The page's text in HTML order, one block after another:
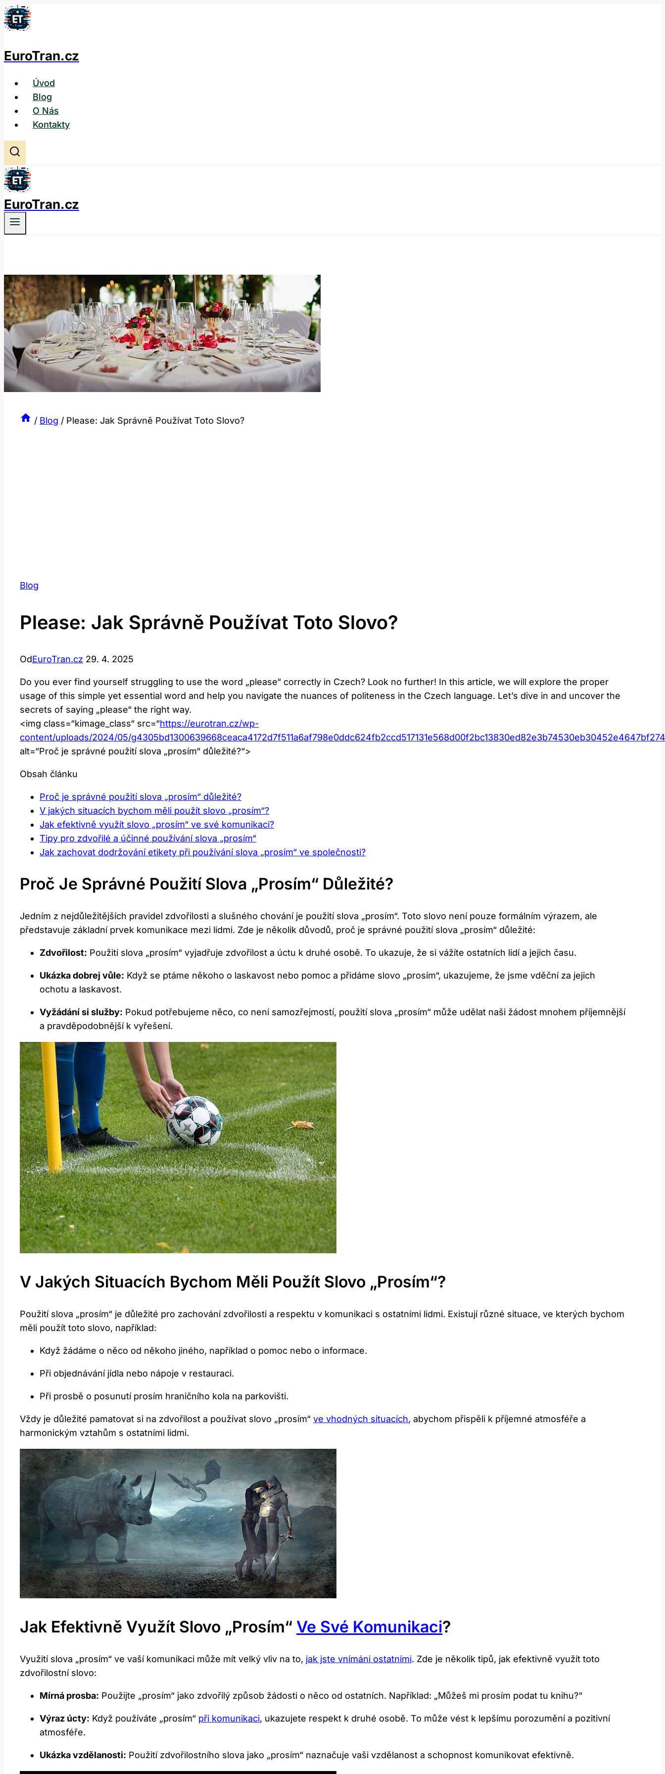
Přeskočit
na
EuroTran.cz
Úvod
Blog
O Nás
Kontakty
EuroTran.cz
/ Blog / Please: Jak Správně Používat Toto Slovo?
Blog
Please: Jak Správně Používat Toto Slovo?
OdEuroTran.cz 29. 4. 2025
Do you ever find yourself struggling to use the word „please“ correctly in Czech? Look no further! In this article, we will explore the proper
usage of this simple yet essential word and help you navigate the nuances of politeness in the Czech language. Let’s dive in and uncover the
secrets of saying „please“ the right way.
<img class=“kimage_class“ src=“https://eurotran.cz/wp-
content/uploads/2024/05/
alt=“Proč je správné použití slova „prosím“ důležité?“>
Obsah článku
Proč je správné použití slova „prosím“ důležité?
V jakých situacích bychom měli použít slovo „prosím“?
Jak efektivně využít slovo „prosím“ ve své komunikaci?
Tipy pro zdvořilé a účinné používání slova „prosím“
Jak zachovat dodržování etikety při používání slova „prosím“ ve společnosti?
Proč Je Správné Použití Slova „prosím“ Důležité?
Jedním z nejdůležitějších pravidel zdvořilosti a slušného chování je použití slova „prosím“. Toto slovo není pouze formálním výrazem, ale
představuje základní prvek komunikace mezi lidmi. Zde je několik důvodů, proč je správné použití slova „prosím“ důležité:
Zdvořilost: Použití slova „prosím“ vyjadřuje zdvořilost a úctu k druhé osobě. To ukazuje, že si vážíte ostatních lidí a jejich času.
Ukázka dobrej vůle: Když se ptáme někoho o laskavost nebo pomoc a přidáme slovo „prosím“, ukazujeme, že jsme vděční za jejich
ochotu a laskavost.
Vyžádání si služby: Pokud potřebujeme něco, co není samozřejmostí, použití slova „prosím“ může udělat naši žádost mnohem příjemnější
a pravděpodobnější k vyřešení.
V Jakých Situacích Bychom Měli Použít Slovo „prosím“?
Použití slova „prosím“ je důležité pro zachování zdvořilosti a respektu v komunikaci s ostatními lidmi. Existují různé situace, ve kterých bychom
měli použít toto slovo, například:
Když žádáme o něco od někoho jiného, například o pomoc nebo o informace.
Při objednávání jídla nebo nápoje v restauraci.
Při prosbě o posunutí prosím hraničního kola na parkovišti.
Vždy je důležité pamatovat si na zdvořilost a používat slovo „prosím“ ve vhodných situacích, abychom přispěli k příjemné atmosféře a
harmonickým vztahům s ostatními lidmi.
Jak Efektivně Využít Slovo „prosím“ Ve Své Komunikaci?
Využití slova „prosím“ ve vaší komunikaci může mít velký vliv na to, jak jste vnímáni ostatními. Zde je několik tipů, jak efektivně využít toto
zdvořilostní slovo:
Mírná prosba: Použijte „prosím“ jako zdvořilý způsob žádosti o něco od ostatních. Například: „Můžeš mi prosím podat tu knihu?“
Výraz úcty: Když používáte „prosím“ při komunikaci, ukazujete respekt k druhé osobě. To může vést k lepšímu porozumění a pozitivní
atmosféře.
Ukázka vzdělanosti: Použití zdvořilostního slova jako „prosím“ naznačuje vaši vzdělanost a schopnost komunikovat efektivně.